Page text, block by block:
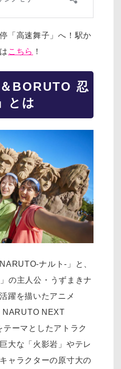
「高速舞子」へ！駅か
こちら ！
BORUTO 忍
とは
ナルト-」と、
の主人公・うずまきナ
躍を描いたアニメ
NARUTO NEXT
ーマとしたアトラク
大な「火影岩」やテレ
ャラクターの原寸大の